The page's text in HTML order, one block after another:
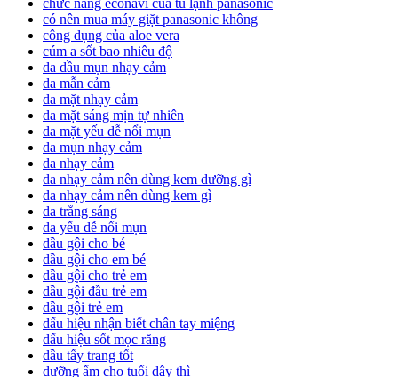
có nên mua máy giặt panasonic không
công dụng của aloe vera
cúm a sốt bao nhiêu độ
da dầu mụn nhạy cảm
da mẫn cảm
da mặt nhạy cảm
da mặt sáng mịn tự nhiên
da mặt yếu dễ nổi mụn
da mụn nhạy cảm
da nhạy cảm
da nhạy cảm nên dùng kem dưỡng gì
da nhạy cảm nên dùng kem gì
da trắng sáng
da yếu dễ nổi mụn
dầu gội cho bé
dầu gội cho em bé
dầu gội cho trẻ em
dầu gội đầu trẻ em
dầu gội trẻ em
dấu hiệu nhận biết chân tay miệng
dấu hiệu sốt mọc răng
dầu tẩy trang tốt
dưỡng ẩm cho tuổi dậy thì